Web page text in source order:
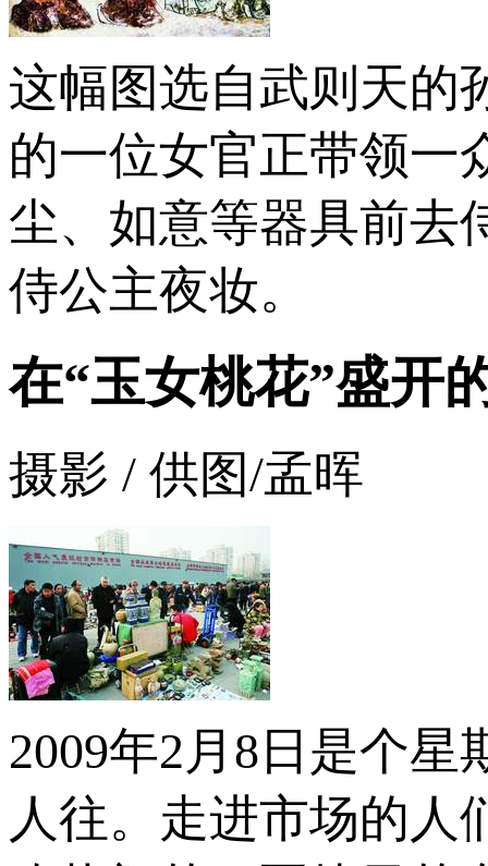
这幅图选自武则天的
的一位女官正带领一
尘、如意等器具前去
侍公主夜妆。
在“玉女桃花”盛开
摄影 / 供图/孟晖
2009年2月8日是个
人往。走进市场的人